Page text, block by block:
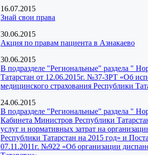
16.07.2015
Знай свои права
30.06.2015
Акция по правам пациента в Азнакаево
30.06.2015
В подразделе "Региональные" раздела "
Татарстан от 12.06.2015г. №37-ЗРТ «Об
медицинского страхования Республики
24.06.2015
В подразделе "Региональные" раздела "
Кабинета Министров Республики
услуг и нормативных затрат на
Республики Татарстан на 2015 год» и
07.11.2011г. №922 «Об организации